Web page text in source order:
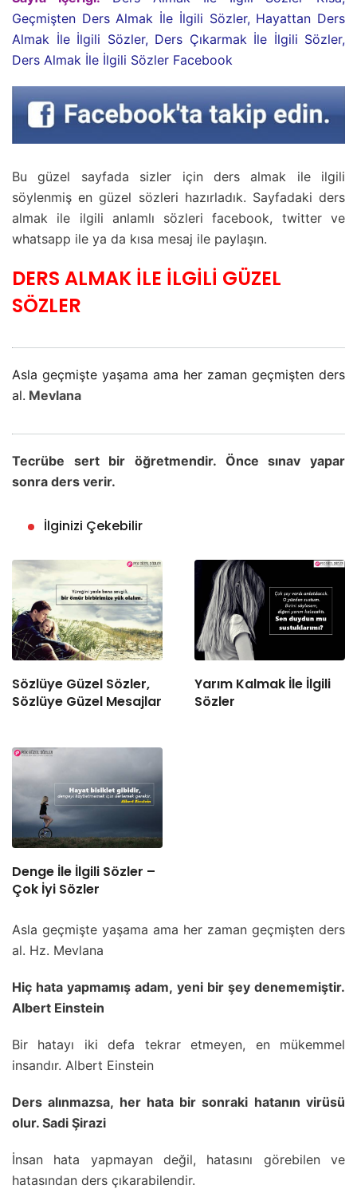
Geçmişten Ders Almak İle İlgili Sözler, Hayattan Ders
Almak İle İlgili Sözler, Ders Çıkarmak İle İlgili Sözler,
Ders Almak İle İlgili Sözler Facebook
Bu güzel sayfada sizler için ders almak ile ilgili
söylenmiş en güzel sözleri hazırladık. Sayfadaki ders
almak ile ilgili anlamlı sözleri facebook, twitter ve
whatsapp ile ya da kısa mesaj ile paylaşın.
DERS ALMAK İLE İLGİLİ GÜZEL
SÖZLER
Asla geçmişte yaşama ama her zaman geçmişten ders
al. Mevlana
Tecrübe sert bir öğretmendir. Önce sınav yapar
sonra ders verir.
İlginizi Çekebilir
Sözlüye Güzel Sözler,
Sözlüye Güzel Mesajlar
Yarım Kalmak İle İlgili
Sözler
Denge İle İlgili Sözler –
Çok İyi Sözler
Asla geçmişte yaşama ama her zaman geçmişten ders
al. Hz. Mevlana
Hiç hata yapmamış adam, yeni bir şey denememiştir.
Albert Einstein
Bir hatayı iki defa tekrar etmeyen, en mükemmel
insandır. Albert Einstein
Ders alınmazsa, her hata bir sonraki hatanın virüsü
olur. Sadi Şirazi
İnsan hata yapmayan değil, hatasını görebilen ve
hatasından ders çıkarabilendir.